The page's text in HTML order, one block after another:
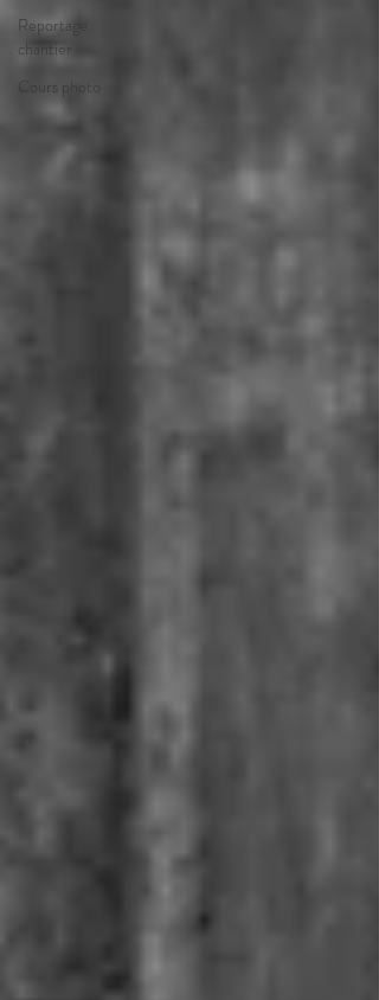
Reportage
chantier
Cours photo